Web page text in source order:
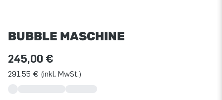
BUBBLE MASCHINE
245,00 €
291,55 € (inkl. MwSt.)